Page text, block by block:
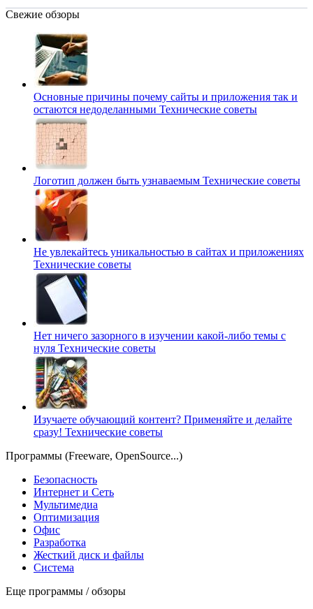
Свежие обзоры
Основные причины почему сайты и приложения так и
остаются недоделанными Технические советы
Логотип должен быть узнаваемым Технические советы
Не увлекайтесь уникальностью в сайтах и приложениях
Технические советы
Нет ничего зазорного в изучении какой-либо темы с
нуля Технические советы
Изучаете обучающий контент? Применяйте и делайте
сразу! Технические советы
Программы (Freeware, OpenSource...)
Безопасность
Интернет и Сеть
Мультимедиа
Оптимизация
Офис
Разработка
Жесткий диск и файлы
Система
Еще программы / обзоры